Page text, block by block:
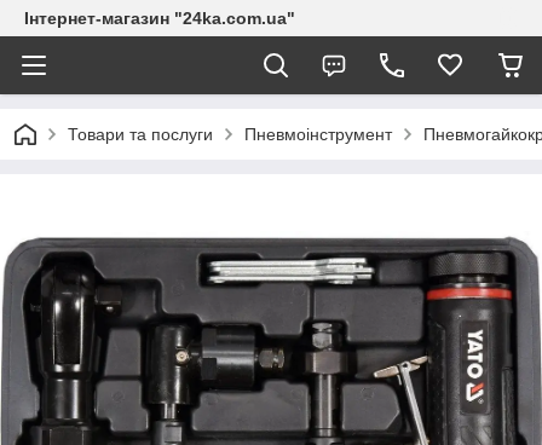
Інтернет-магазин "24ka.com.ua"
Товари та послуги Пневмоінструмент